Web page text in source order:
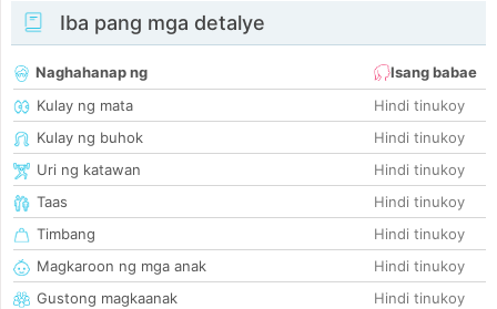
Iba pang mga detalye
Naghahanap ng
Isang babae
Kulay ng mata
Hindi tinukoy
Kulay ng buhok
Hindi tinukoy
Uri ng katawan
Hindi tinukoy
Taas
Hindi tinukoy
Timbang
Hindi tinukoy
Magkaroon ng mga anak
Hindi tinukoy
Gustong magkaanak
Hindi tinukoy